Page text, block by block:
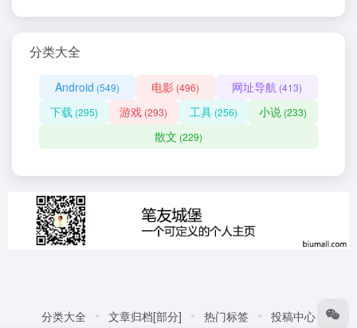
分类大全
Android (549) 电影 (496) 网址导航 (413)
下载 (295) 游戏 (293) 工具(256) 小说 (233)
散文 (229)
分类大全 文章归档[部分] 热门标签 投稿中心